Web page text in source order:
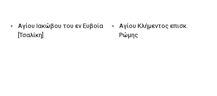
Αγίου Ιακώβου του εν Ευβοία
[Τσαλίκη]
Αγίου Κλήμεντος επισκ.
Ρώμης